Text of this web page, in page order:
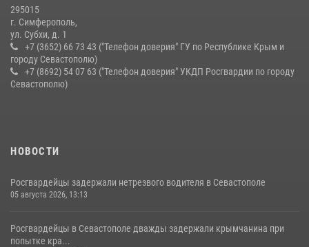
10 июля 2026, 15:10
295015
г. Симферополь,
ул. Субхи, д. 1
+7 (3652) 66 73 43 ("Телефон доверия" ГУ по Республике Крым и
городу Севастополю)
+7 (8692) 54 07 63 ("Телефон доверия" УКДП Росгвардии по городу
Севастополю)
НОВОСТИ
Росгвардейцы задержали нетрезвого водителя в Севастополе
05 августа 2026, 13:13
Росгвардейцы в Севастополе дважды задержали крымчанина при
попытке кра...